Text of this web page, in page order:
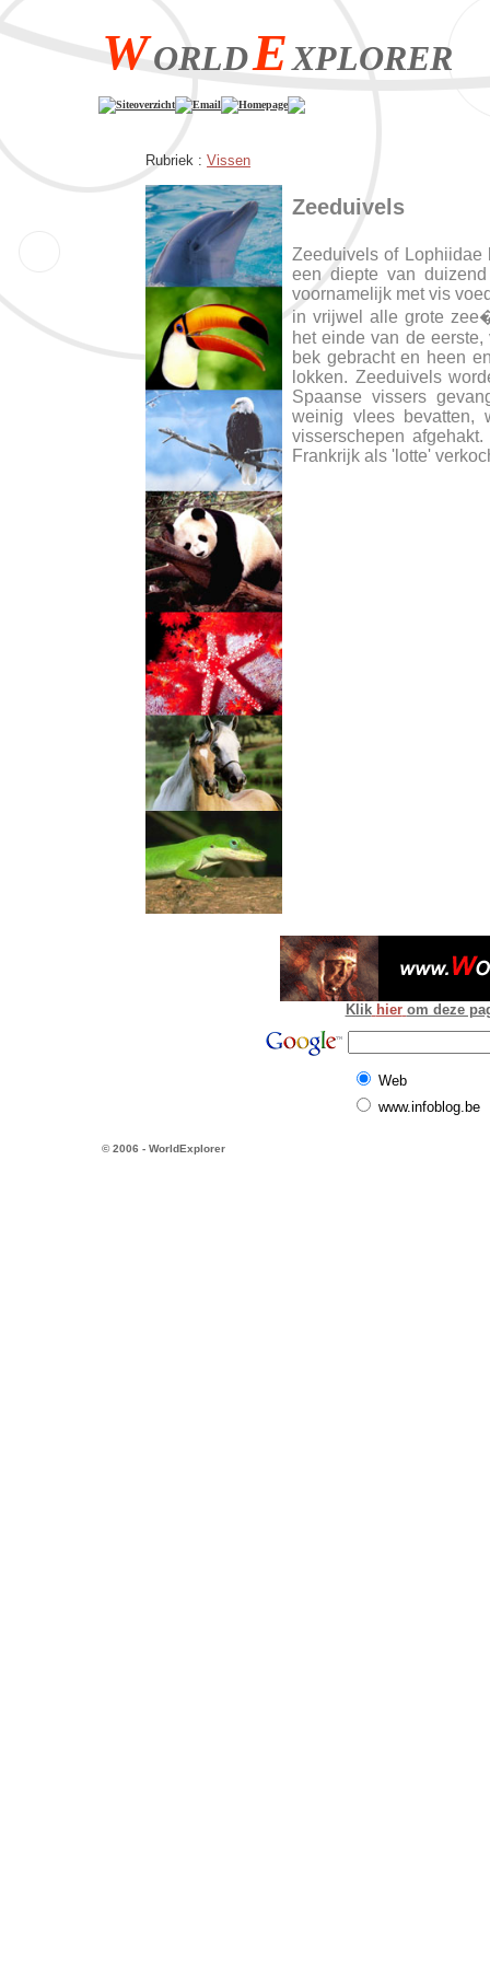
WORLDEXPLORER
Siteoverzicht Email Homepage
Rubriek : Vissen
Zeeduivels
Zeeduivels of Lophiidae
een diepte van
voornamelijk met vis
in vrijwel alle grote
het einde van de
bek gebracht en heen
lokken. Zeeduivels
Spaanse vissers
weinig vlees bevatten,
visserschepen
Frankrijk als 'lotte'
Klik hier om deze
Web
www.infoblog.be
© 2006 - WorldExplorer